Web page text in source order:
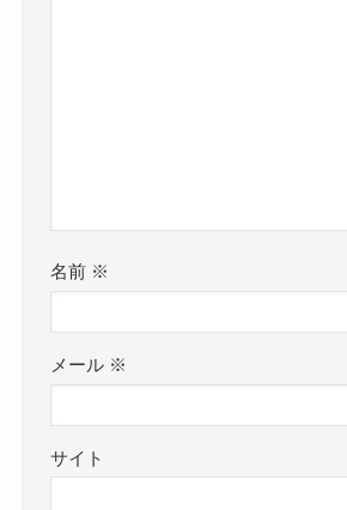
名前 ※
メール ※
サイト